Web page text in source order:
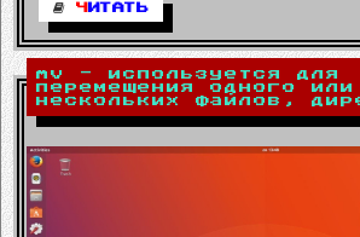
Ч ИТАТЬ
mv - используется для
перемещения одного или
нескольких файлов,